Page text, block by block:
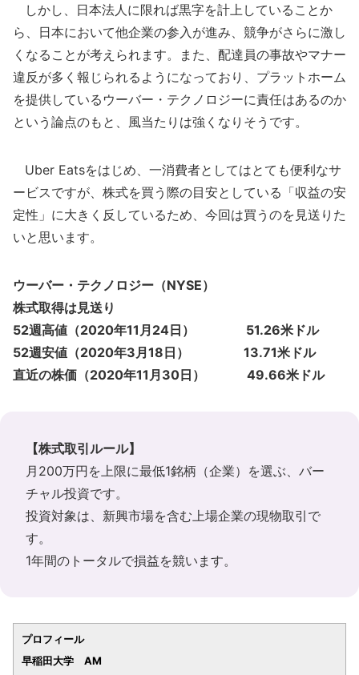
しかし、日本法人に限れば黒字を計上していることか
ら、日本において他企業の参入が進み、競争がさらに激し
くなることが考えられます。また、配達員の事故やマナー
違反が多く報じられるようになっており、プラットホーム
を提供しているウーバー・テクノロジーに責任はあるのか
という論点のもと、風当たりは強くなりそうです。
Uber Eatsをはじめ、一消費者としてはとても便利なサ
ービスですが、株式を買う際の目安としている「収益の安
定性」に大きく反しているため、今回は買うのを見送りた
いと思います。
ウーバー・テクノロジー（NYSE）
株式取得は見送り
52週高値（2020年11月24日） 51.26米ドル
52週安値（2020年3月18日） 13.71米ドル
直近の株価（2020年11月30日） 49.66米ドル
【株式取引ルール】
月200万円を上限に最低1銘柄（企業）を選ぶ、バー
チャル投資です。
投資対象は、新興市場を含む上場企業の現物取引で
す。
1年間のトータルで損益を競います。
プロフィール
早稲田大学 AM